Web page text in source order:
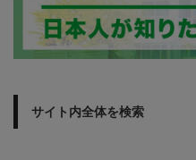
サイト内全体を検索